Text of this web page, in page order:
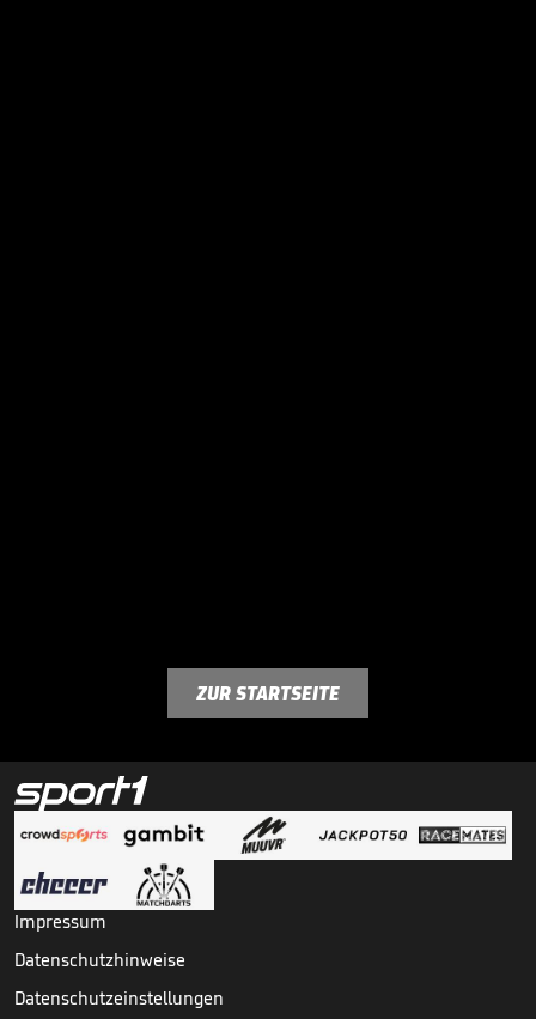
ZUR STARTSEITE
Impressum
Datenschutzhinweise
Datenschutzeinstellungen